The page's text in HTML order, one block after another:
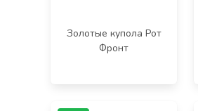
Золотые купола Рот
Фронт